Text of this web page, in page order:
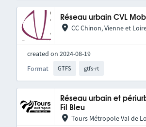
Réseau urbain CVL
CC Chinon, Vienne et
created on 2024-08-19
Format
GTFS gtfs-rt
Réseau urbain et
Fil Bleu
Tours Métropole Val de